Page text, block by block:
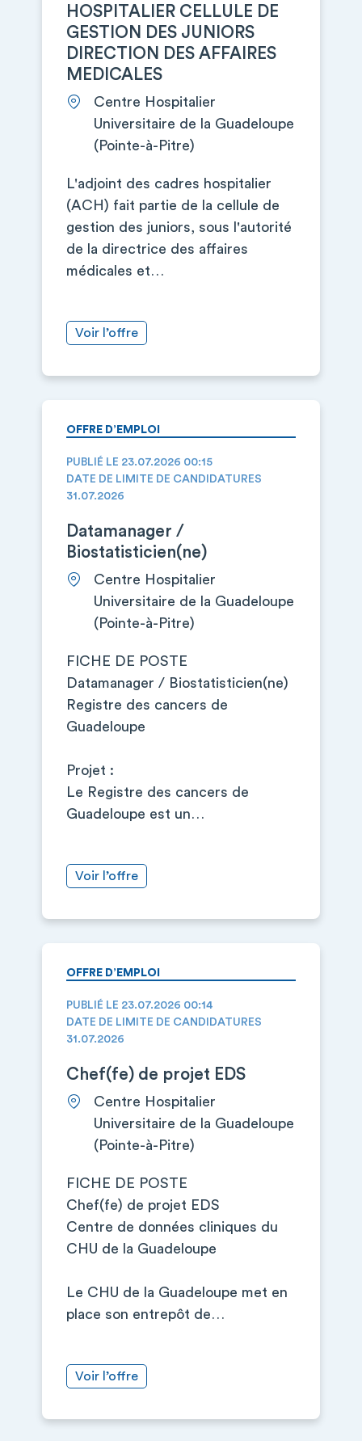
HOSPITALIER CELLULE DE
GESTION DES JUNIORS
DIRECTION DES AFFAIRES
MEDICALES
Centre Hospitalier
Universitaire de la Guadeloupe
(Pointe-à-Pitre)
L'adjoint des cadres hospitalier
(ACH) fait partie de la cellule de
gestion des juniors, sous l'autorité
de la directrice des affaires
médicales et…
Voir l’offre
OFFRE D’EMPLOI
PUBLIÉ LE 23.07.2026 00:15
DATE DE LIMITE DE CANDIDATURES
31.07.2026
Datamanager /
Biostatisticien(ne)
Centre Hospitalier
Universitaire de la Guadeloupe
(Pointe-à-Pitre)
FICHE DE POSTE
Datamanager / Biostatisticien(ne)
Registre des cancers de
Guadeloupe
Projet :
Le Registre des cancers de
Guadeloupe est un…
Voir l’offre
OFFRE D’EMPLOI
PUBLIÉ LE 23.07.2026 00:14
DATE DE LIMITE DE CANDIDATURES
31.07.2026
Chef(fe) de projet EDS
Centre Hospitalier
Universitaire de la Guadeloupe
(Pointe-à-Pitre)
FICHE DE POSTE
Chef(fe) de projet EDS
Centre de données cliniques du
CHU de la Guadeloupe
Le CHU de la Guadeloupe met en
place son entrepôt de…
Voir l’offre